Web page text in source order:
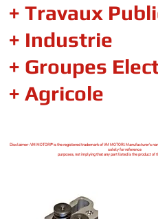
+ Travaux
+ Industrie
+ Groupes
+ Agricole
Disclaimer : VM MOTORI® is the registered trademark of VM MOTORI. Manufacturer's
solely for reference
purposes, not implying that any part listed is the product of